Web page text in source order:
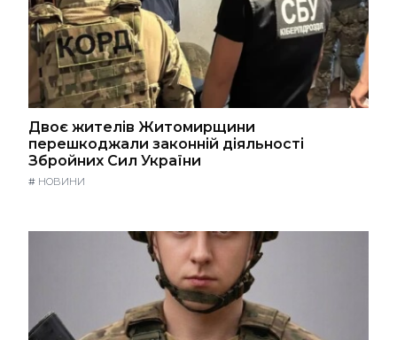
Двоє жителів Житомирщини
перешкоджали законній діяльності
Збройних Сил України
# НОВИНИ